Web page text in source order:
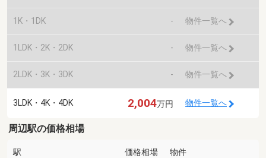
1K・1DK - 物件一覧へ
1LDK・2K・2DK - 物件一覧へ
2LDK・3K・3DK - 物件一覧へ
3LDK・4K・4DK 2,004万円 物件一覧へ
周辺駅の価格相場
駅 価格相場 物件